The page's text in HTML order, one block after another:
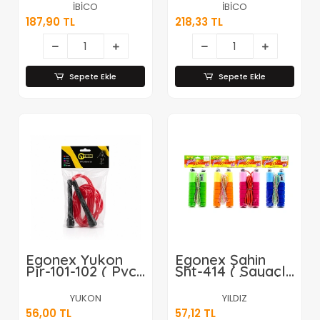
İBİCO
187,90 TL
Sepete Ekle
İBİCO
218,33 TL
Sepete Ekle
Egonex Yukon
Pjr-101-102 ( Pvc
Renkli ) Atlama
YUKON
56,00 TL
Egonex Şahin
Şht-414 ( Sayaçlı
) Atlama İpi (
Süngerli Renkli
Plastik Tutacak )
YILDIZ
57,12 TL